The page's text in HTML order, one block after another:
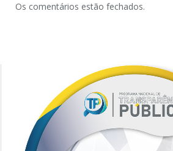
Os comentários estão fechados.